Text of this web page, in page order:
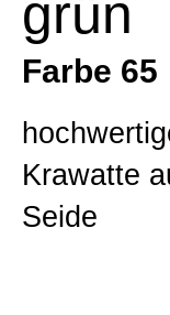
Seide
Allgemein
(0Artikel,
Zur
Mein
grün
Farbe 65
Krawatte
Seide